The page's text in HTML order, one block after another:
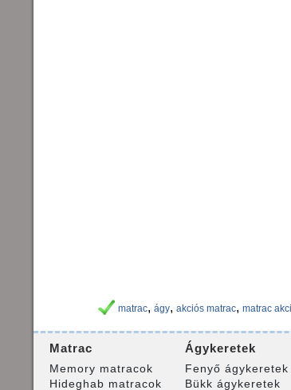
matrac, ágy, akciós matrac, matrac
Matrac
Memory matracok
Hideghab matracok
Ágykeretek
Fenyő ágykeretek
Bükk ágykeretek